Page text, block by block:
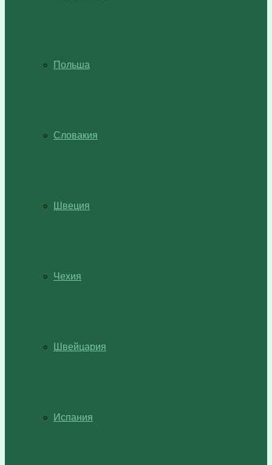
Польша
Словакия
Швеция
Чехия
Швейцария
Испания